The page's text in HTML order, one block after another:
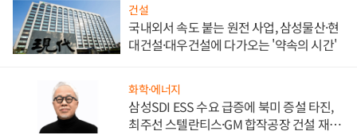
건설
국내외서 속도 붙는 원전 사업, 삼성물산·현
대건설·대우건설에 다가오는 '약속의 시간'
화학·에너지
삼성SDI ESS 수요 급증에 북미 증설 타진,
최주선 스텔란티스·GM 합작공장 건설 재추